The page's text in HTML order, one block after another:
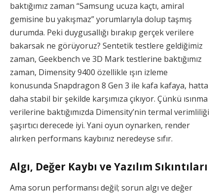
baktığımız zaman “Samsung ucuza kaçtı, amiral
gemisine bu yakışmaz” yorumlarıyla dolup taşmış
durumda. Peki duygusallığı bırakıp gerçek verilere
bakarsak ne görüyoruz? Sentetik testlere geldiğimiz
zaman, Geekbench ve 3D Mark testlerine baktığımız
zaman, Dimensity 9400 özellikle ışın izleme
konusunda Snapdragon 8 Gen 3 ile kafa kafaya, hatta
daha stabil bir şekilde karşımıza çıkıyor. Çünkü ısınma
verilerine baktığımızda Dimensity’nin termal verimliliği
şaşırtıcı derecede iyi. Yani oyun oynarken, render
alırken performans kaybınız neredeyse sıfır.
Algı, Değer Kaybı ve Yazılım Sıkıntıları
Ama sorun performansı değil; sorun algı ve değer